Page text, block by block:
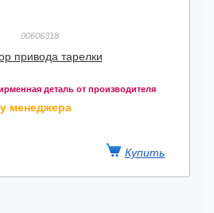
00606318
привода тарелки
деталь от производителя
менеджера